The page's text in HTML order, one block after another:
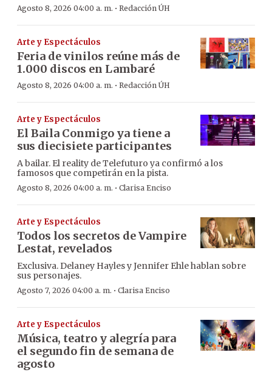
Agosto 8, 2026 04:00 a. m. · Redacción ÚH
Arte y Espectáculos
Feria de vinilos reúne más de
1.000 discos en Lambaré
Agosto 8, 2026 04:00 a. m. · Redacción ÚH
Arte y Espectáculos
El Baila Conmigo ya tiene a
sus diecisiete participantes
A bailar. El reality de Telefuturo ya confirmó a los
famosos que competirán en la pista.
Agosto 8, 2026 04:00 a. m. · Clarisa Enciso
Arte y Espectáculos
Todos los secretos de Vampire
Lestat, revelados
Exclusiva. Delaney Hayles y Jennifer Ehle hablan sobre
sus personajes.
Agosto 7, 2026 04:00 a. m. · Clarisa Enciso
Arte y Espectáculos
Música, teatro y alegría para
el segundo fin de semana de
agosto